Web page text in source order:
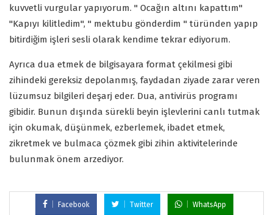
kuvvetli vurgular yapıyorum. " Ocağın altını kapattım"
"Kapıyı kilitledim", " mektubu gönderdim " türünden yapıp
bitirdiğim işleri sesli olarak kendime tekrar ediyorum.
Ayrıca dua etmek de bilgisayara format çekilmesi gibi
zihindeki gereksiz depolanmış, faydadan ziyade zarar veren
lüzumsuz bilgileri deşarj eder. Dua, antivirüs programı
gibidir. Bunun dışında sürekli beyin işlevlerini canlı tutmak
için okumak, düşünmek, ezberlemek, ibadet etmek,
zikretmek ve bulmaca çözmek gibi zihin aktivitelerinde
bulunmak önem arzediyor.
Facebook Twitter WhatsApp